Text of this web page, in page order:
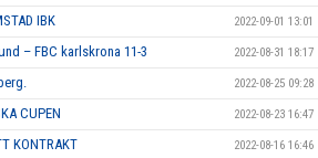
IBK 2022-09-01 13:01
– FBC karlskrona 11-3 2022-08-31 18:17
2022-08-25 09:28
CUPEN 2022-08-23 16:47
KONTRAKT 2022-08-16 16:46